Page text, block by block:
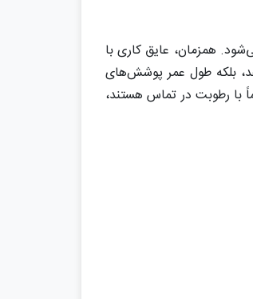
همزمان، عایق ‌کاری با
بلکه طول عمر پوشش‌های
با رطوبت در تماس هستند،